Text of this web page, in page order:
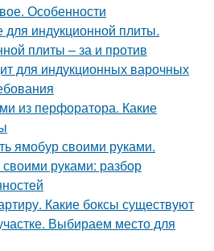
Особенности
для индукционной плиты.
плиты – за и против
для индукционных варочных
из перфоратора. Какие
ямобур своими руками.
руками: разбор
Какие боксы существуют
Выбираем место для